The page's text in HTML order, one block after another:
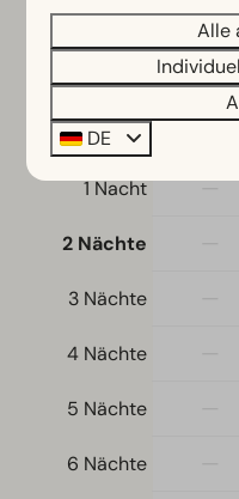
Zugänglichkeit
Ebenerdig
Treppenstufen zur
Heizung und Kühlung
Elektrische Heizung
Wohnzimmer
Fernseher
Mi12-08-2026
Di
1 Nacht
—
2 Nächte
3 Nächte
4 Nächte
5 Nächte
6 Nächte
Alle
DE